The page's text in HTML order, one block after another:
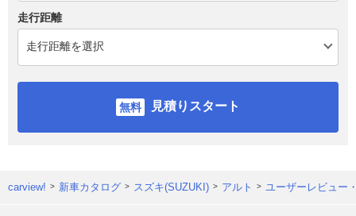
走行距離
見積りスタート
carview! 新車カタログ スズキ(SUZUKI) アルト ユーザーレビュー